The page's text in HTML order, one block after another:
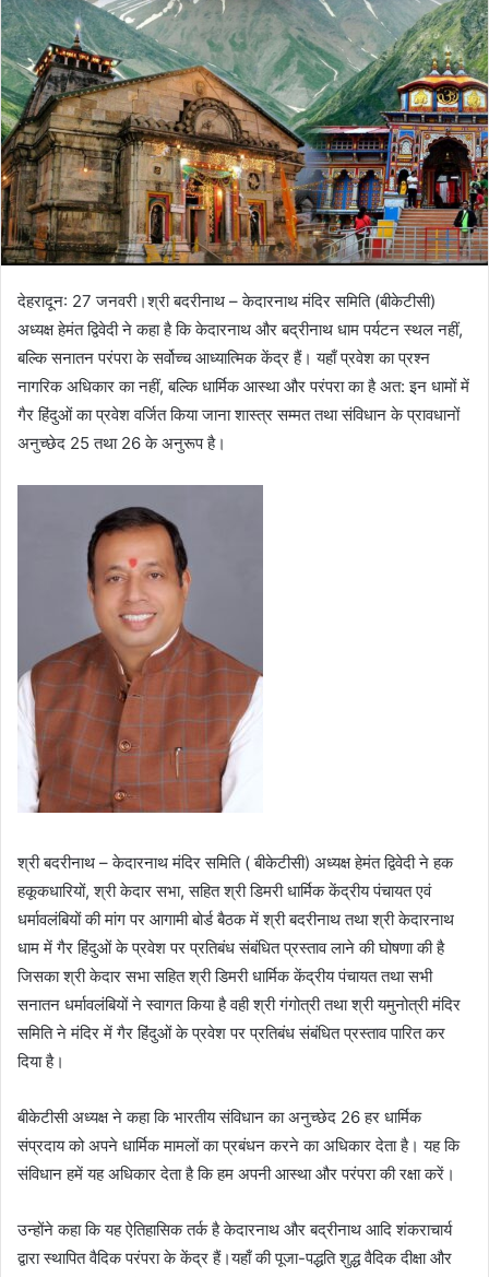
देहरादून: 27 जनवरी।श्री बदरीनाथ – केदारनाथ मंदिर समिति (बीकेटीसी)
अध्यक्ष हेमंत द्विवेदी ने कहा है कि केदारनाथ और बद्रीनाथ धाम पर्यटन स्थल नहीं,
बल्कि सनातन परंपरा के सर्वोच्च आध्यात्मिक केंद्र हैं। यहाँ प्रवेश का प्रश्न
नागरिक अधिकार का नहीं, बल्कि धार्मिक आस्था और परंपरा का है अत: इन धामों में
गैर हिंदुओं का प्रवेश वर्जित किया जाना शास्त्र सम्मत तथा संविधान के प्रावधानों
अनुच्छेद 25 तथा 26 के अनुरूप है।
श्री बदरीनाथ – केदारनाथ मंदिर समिति ( बीकेटीसी) अध्यक्ष हेमंत द्विवेदी ने हक
हकूकधारियों, श्री केदार सभा, सहित श्री डिमरी धार्मिक केंद्रीय पंचायत एवं
धर्मावलंबियों की मांग पर आगामी बोर्ड बैठक में श्री बदरीनाथ तथा श्री केदारनाथ
धाम में गैर हिंदुओं के प्रवेश पर प्रतिबंध संबंधित प्रस्ताव लाने की घोषणा की है
जिसका श्री केदार सभा सहित श्री डिमरी धार्मिक केंद्रीय पंचायत तथा सभी
सनातन धर्मावलंबियों ने स्वागत किया है वही श्री गंगोत्री तथा श्री यमुनोत्री मंदिर
समिति ने मंदिर में गैर हिंदुओं के प्रवेश पर प्रतिबंध संबंधित प्रस्ताव पारित कर
दिया है।
बीकेटीसी अध्यक्ष ने कहा कि भारतीय संविधान का अनुच्छेद 26 हर धार्मिक
संप्रदाय को अपने धार्मिक मामलों का प्रबंधन करने का अधिकार देता है। यह कि
संविधान हमें यह अधिकार देता है कि हम अपनी आस्था और परंपरा की रक्षा करें।
उन्होंने कहा कि यह ऐतिहासिक तर्क है केदारनाथ और बद्रीनाथ आदि शंकराचार्य
द्वारा स्थापित वैदिक परंपरा के केंद्र हैं।यहाँ की पूजा-पद्धति शुद्ध वैदिक दीक्षा और